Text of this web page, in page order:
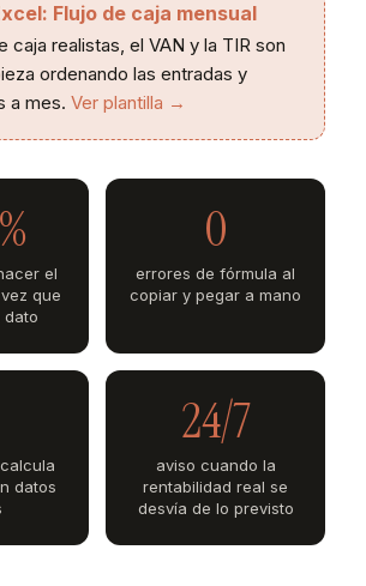
Flujo de caja mensual
caja realistas, el VAN y la TIR son
ordenando las entradas y
a mes. Ver plantilla →
el
que
dato
0
errores de fórmula al
copiar y pegar a mano
datos
24/7
aviso cuando la
rentabilidad real se
desvía de lo previsto